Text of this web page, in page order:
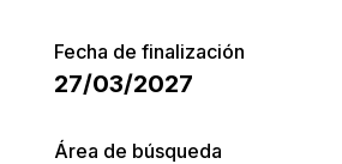
Fecha de finalización
27/03/2027
Área de búsqueda